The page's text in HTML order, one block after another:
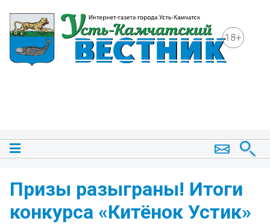
18+
Призы разыграны! Итоги
конкурса «Китёнок Устик»